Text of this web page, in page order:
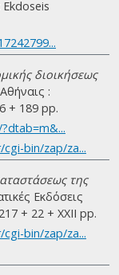
διοικήσεως
:
+ 189 pp.
bin/zap/za...
της
Εκδόσεις
+ 22 + ΧΧΙΙ pp.
bin/zap/za...